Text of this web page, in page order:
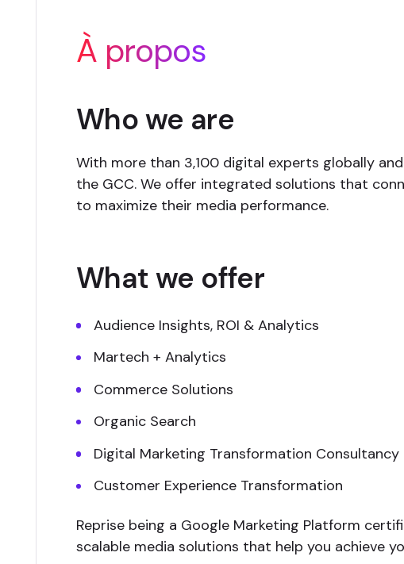
À propos
Who we are
With more than 3,100 digital experts globally
the GCC. We offer integrated solutions that
to maximize their media performance.
What we offer
Audience Insights, ROI & Analytics
Martech + Analytics
Commerce Solutions
Organic Search
Digital Marketing Transformation Consultancy
Customer Experience Transformation
Reprise being a Google Marketing Platform
scalable media solutions that help you achieve